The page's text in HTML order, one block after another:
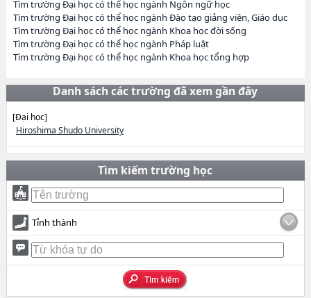
Tìm trường Đại học có thể học ngành Ngôn ngữ học
Tìm trường Đại học có thể học ngành Đào tạo giảng viên, Giáo dục
Tìm trường Đại học có thể học ngành Khoa học đời sống
Tìm trường Đại học có thể học ngành Pháp luật
Tìm trường Đại học có thể học ngành Khoa học tổng hợp
Danh sách các trường đã xem gần đây
[Đại học]
Hiroshima Shudo University
Tìm kiếm trường học
Tỉnh thành